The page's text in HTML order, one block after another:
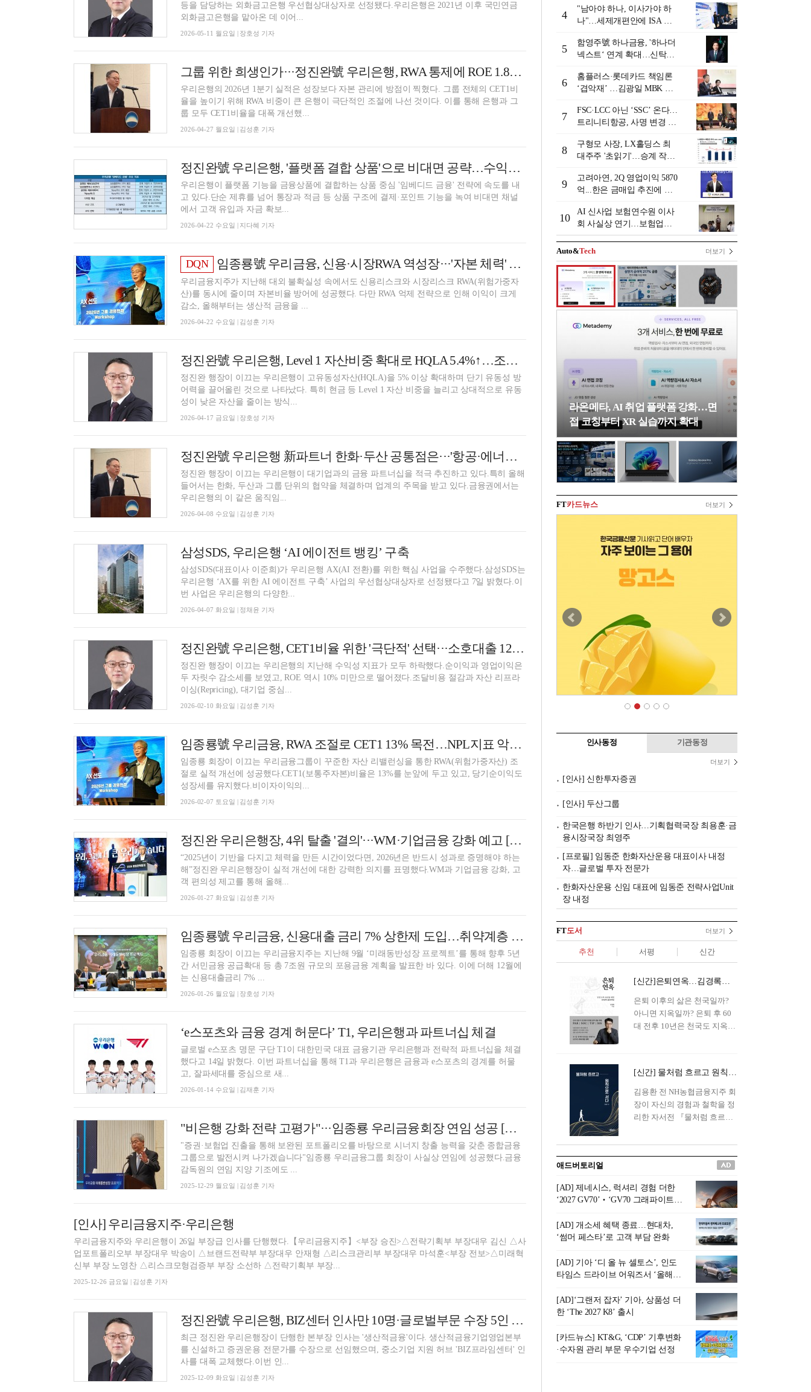
등을 담당하는 외화금고은행 우선협상대상자로 선정됐다.우리은행은 2021년 이후 국민연금
외화금고은행을 맡아온 데 이어...
2026-05-11 월요일 | 장호성 기자
그룹 위한 희생인가···정진완號 우리은행, RWA 통제에 ROE 1.85%p 급락 [금융권 2026 1분기 실적]
우리은행의 2026년 1분기 실적은 성장보다 자본 관리에 방점이 찍혔다. 그룹 전체의 CET1비
율을 높이기 위해 RWA 비중이 큰 은행이 극단적인 조절에 나선 것이다. 이를 통해 은행과 그
룹 모두 CET1비율을 대폭 개선했...
2026-04-27 월요일 | 김성훈 기자
정진완號 우리은행, '플랫폼 결합 상품'으로 비대면 공략…수익화 시험대 [은행권 임베디드 금융 전략]
우리은행이 플랫폼 기능을 금융상품에 결합하는 상품 중심 '임베디드 금융' 전략에 속도를 내
고 있다.단순 제휴를 넘어 통장과 적금 등 상품 구조에 결제·포인트 기능을 녹여 비대면 채널
에서 고객 유입과 자금 확보...
2026-04-22 수요일 | 지다혜 기자
DQN 임종룡號 우리금융, 신용·시장RWA 역성장···'자본 체력' 과제 [금융권 RWA 돋보기]
우리금융지주가 지난해 대외 불확실성 속에서도 신용리스크와 시장리스크 RWA(위험가중자
산)를 동시에 줄이며 자본비율 방어에 성공했다. 다만 RWA 억제 전략으로 인해 이익이 크게
감소, 올해부터는 생산적 금융을 ...
2026-04-22 수요일 | 김성훈 기자
정진완號 우리은행, Level 1 자산비중 확대로 HQLA 5.4%↑…조달 안정 강화 [은행 유동성 점검]
정진완 행장이 이끄는 우리은행이 고유동성자산(HQLA)을 5% 이상 확대하며 단기 유동성 방
어력을 끌어올린 것으로 나타났다. 특히 현금 등 Level 1 자산 비중을 늘리고 상대적으로 유동
성이 낮은 자산을 줄이는 방식...
2026-04-17 금요일 | 장호성 기자
정진완號 우리은행 新파트너 한화·두산 공통점은···'항공·에너지' [생산적금융 대전환]
정진완 행장이 이끄는 우리은행이 대기업과의 금융 파트너십을 적극 추진하고 있다.특히 올해
들어서는 한화, 두산과 그룹 단위의 협약을 체결하며 업계의 주목을 받고 있다.금융권에서는
우리은행의 이 같은 움직임...
2026-04-08 수요일 | 김성훈 기자
삼성SDS, 우리은행 ‘AI 에이전트 뱅킹’ 구축
삼성SDS(대표이사 이준희)가 우리은행 AX(AI 전환)를 위한 핵심 사업을 수주했다.삼성SDS는
우리은행 ‘AX를 위한 AI 에이전트 구축’ 사업의 우선협상대상자로 선정됐다고 7일 밝혔다.이
번 사업은 우리은행의 다양한...
2026-04-07 화요일 | 정채윤 기자
정진완號 우리은행, CET1비율 위한 '극단적' 선택···소호대출 12% '감소' [금융사 2025 실적]
정진완 행장이 이끄는 우리은행의 지난해 수익성 지표가 모두 하락했다.순이익과 영업이익은
두 자릿수 감소세를 보였고, ROE 역시 10% 미만으로 떨어졌다.조달비용 절감과 자산 리프라
이싱(Repricing), 대기업 중심...
2026-02-10 화요일 | 김성훈 기자
임종룡號 우리금융, RWA 조절로 CET1 13% 목전…NPL지표 악화 '과제' [2025 금융사 실적]
임종룡 회장이 이끄는 우리금융그룹이 꾸준한 자산 리밸런싱을 통한 RWA(위험가중자산) 조
절로 실적 개선에 성공했다.CET1(보통주자본)비율은 13%를 눈앞에 두고 있고, 당기순이익도
성장세를 유지했다.비이자이익의...
2026-02-07 토요일 | 김성훈 기자
정진완 우리은행장, 4위 탈출 '결의'···WM·기업금융 강화 예고 [금융사 2026 상반기 경영전략]
“2025년이 기반을 다지고 체력을 만든 시간이었다면, 2026년은 반드시 성과로 증명해야 하는
해”정진완 우리은행장이 실적 개선에 대한 강력한 의지를 표명했다.WM과 기업금융 강화, 고
객 편의성 제고를 통해 올해...
2026-01-27 화요일 | 김성훈 기자
임종룡號 우리금융, 신용대출 금리 7% 상한제 도입…취약계층 부담 던다 [2026 포용금융 대전환]
임종룡 회장이 이끄는 우리금융지주는 지난해 9월 ‘미래동반성장 프로젝트’를 통해 향후 5년
간 서민금융 공급확대 등 총 7조원 규모의 포용금융 계획을 발표한 바 있다. 이에 더해 12월에
는 신용대출금리 7% ...
2026-01-26 월요일 | 장호성 기자
‘e스포츠와 금융 경계 허문다’ T1, 우리은행과 파트너십 체결
글로벌 e스포츠 명문 구단 T1이 대한민국 대표 금융기관 우리은행과 전략적 파트너십을 체결
했다고 14일 밝혔다. 이번 파트너십을 통해 T1과 우리은행은 금융과 e스포츠의 경계를 허물
고, 잘파세대를 중심으로 새...
2026-01-14 수요일 | 김재훈 기자
"비은행 강화 전략 고평가"···임종룡 우리금융회장 연임 성공 [임종룡 우리금융회장 연임]
"증권·보험업 진출을 통해 보완된 포트폴리오를 바탕으로 시너지 창출 능력을 갖춘 종합금융
그룹으로 발전시켜 나가겠습니다"임종룡 우리금융그룹 회장이 사실상 연임에 성공했다.금융
감독원의 연임 지양 기조에도 ...
2025-12-29 월요일 | 김성훈 기자
[인사] 우리금융지주·우리은행
우리금융지주와 우리은행이 26일 부장급 인사를 단행했다.【우리금융지주】<부장 승진>△전략기획부 부장대우 김신 △사
업포트폴리오부 부장대우 박송이 △브랜드전략부 부장대우 안재형 △리스크관리부 부장대우 마석훈<부장 전보>△미래혁
신부 부장 노영찬 △리스크모형검증부 부장 소선하 △전략기획부 부장...
2025-12-26 금요일 | 김성훈 기자
정진완號 우리은행, BIZ센터 인사만 10명·글로벌부문 수장 5인 교체 [2026 우리금융 인사·조직개편 - 은행]
최근 정진완 우리은행장이 단행한 본부장 인사는 '생산적금융'이다. 생산적금융기업영업본부
를 신설하고 증권운용 전문가를 수장으로 선임했으며, 중소기업 지원 허브 'BIZ프라임센터' 인
사를 대폭 교체했다.이번 인...
2025-12-09 화요일 | 김성훈 기자
4
"남아야 하나, 이사가야 하
나"…세제개편안에 ISA 투
5
함영주號 하나금융, '하나더
넥스트‘ 연계 확대…신탁수
니어 비즈니스 돋보기]
6
홈플러스·롯데카드 책임론
‘겹악재’ …김광일 MBK 부
7
FSC·LCC 아닌 ‘SSC’ 온다…
트리니티항공, 사명 변경 넘
8
구형모 사장, LX홀딩스 최
대주주 '초읽기'…승계 작업
9
고려아연, 2Q 영업이익 5870
억...한은 금매입 추진에 주
10
AI 신사업 보험연수원 이사
회 사실상 연기…보험업계
"사업 타당성 검증 부족"
[보험연수원 AI사업 논란]
Auto&Tech 더보기
라온메타, AI 취업 플랫폼 강화…면
접 코칭부터 XR 실습까지 확대
FT카드뉴스 더보기
인사동정 기관동정
더보기
[인사] 신한투자증권
[인사] 두산그룹
한국은행 하반기 인사…기획협력국장 최용훈·금
융시장국장 최영주
[프로필] 임동준 한화자산운용 대표이사 내정
자…글로벌 투자 전문가
한화자산운용 신임 대표에 임동준 전략사업Unit
장 내정
FT도서 더보기
추천 서평 신간
[신간]은퇴연옥…김경록의 은퇴 후 삶의 나침반
은퇴 이후의 삶은 천국일까?
아니면 지옥일까? 은퇴 후 60
대 전후 10년은 천국도 지옥도
은퇴 설계를 가이드해 온 김경
록 옵투스자산운용의 고문이
신간 『은퇴연옥』을 내놓았
다.단테는 지옥을 '모든 희망을
록 고문은 새로운 시각을 제시
0년의 과도기는 지옥이 아니라
정화와 성장의 공간인 ‘은퇴연
옥(Purgatory)’이라는 것이다.
연옥은 고통스럽지만 끝이 있
으며, 준비를 통해 천국으로 나
아갈 수 있는 희망의 장소라고
말한
[신간] 물처럼 흐르고 원칙으로 서다…김용환의 통찰을 담다
김용환 전 NH농협금융지주 회
장이 자신의 경험과 철학을 정
리한 자서전 『물처럼 흐르고
통 관료 출신으로 한국 금융의
주요 변곡점마다 중요한 역할
을 하고 금융 경영인으로서 큰
족적을 남긴 김 전 회장이 후배
세대에게 전하는 삶의 조언을
담은 인생 노트다.『물처럼 흐
르고 원칙으로 서다』는 단순
한 자서전을 넘어, 실패를 두려
워하지 않는 용기와 자신에 대
한 믿음이 어떻게 삶을 풍요롭
게 만드는지를 보여주는 지혜
의 보고로 평가된다.김용환 전
회장은 “인생의 목표가 크더라
도 조급해하지 말고 작은 것부
터 하나 하나 성취해 나가
라”고 조언한다. 뼈아픈 실패
조차 성공의 뼈대가 된다는 긍
애드버토리얼
[AD] 제네시스, 럭셔리 경험 더한
‘2027 GV70’‧‘GV70 그래파이트’
[AD] 개소세 혜택 종료…현대차,
‘썸머 페스타’로 고객 부담 완화
[AD] 기아 ‘디 올 뉴 셀토스’, 인도
타임스 드라이브 어워즈서 ‘올해의
[AD]‘그랜저 잡자’ 기아, 상품성 더
한 ‘The 2027 K8’ 출시
[카드뉴스] KT&G, ‘CDP’ 기후변화
·수자원 관리 부문 우수기업 선정